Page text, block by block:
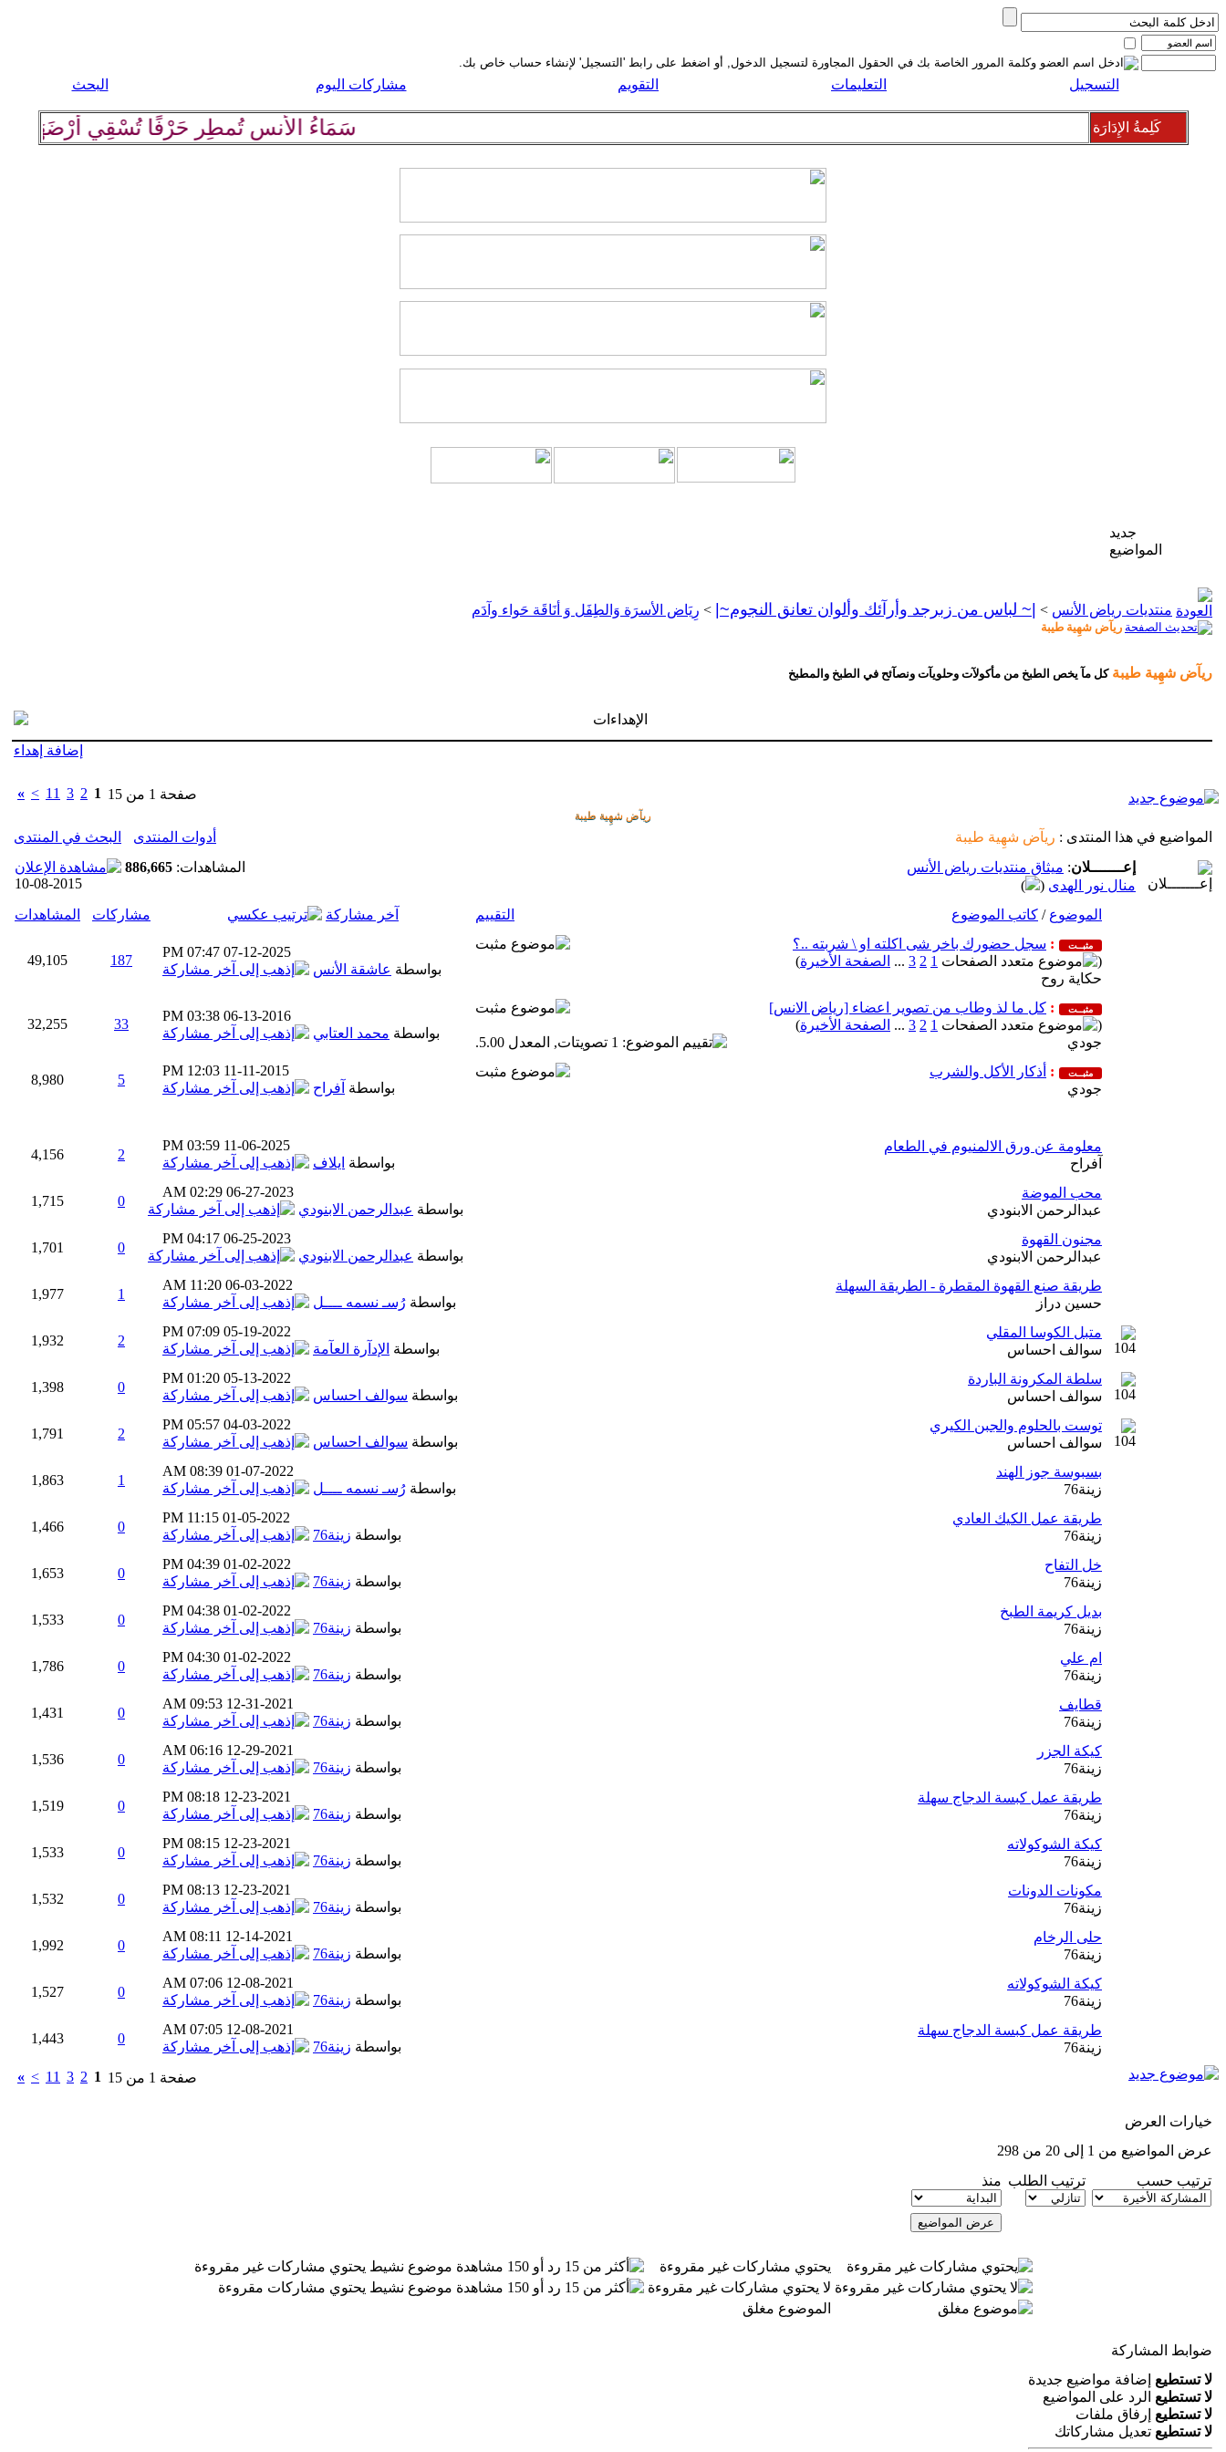
التسجيل التعليمات التقويم مشاركات اليوم البحث
سَمَاءُ الأُنسِ تُمطِر حَرْفًا تُسْقِي أرْضَهَا كلِمة كَلِمةُ الإِدَارَة
جديد
المواضيع
منتديات رياض الأنس > |~ لباس من زبرجد وأرآئك وألوان تعانق النجوم~| > رِيَاض الأسرَة وَالطِفَل وَ أنَاقَة حَواء وآدَم
ريآض شهِية طيبة
ريآض شهِية طيبة كل مآ يخص الطبخ من مأكولآت وحلويآت ونصآئح في الطبخ والمطبخ
الإهداءات
إضافة إهداء
صفحة 1 من 15 1
2
3
11
>
»
ريآض شهِية طيبة
المواضيع في هذا المنتدى : ريآض شهِية طيبة أدوات المنتدى
البحث في المنتدى
المشاهدات: 886,665 إعـــــــلان: ميثاق منتديات رياض الأنس
10-08-2015
منال نور الهدى (
)
التقييم
الموضوع / كاتب الموضوع آخر مشاركة مشاركات المشاهدات
مثبــت : سجل حضورك باخر شى اكلته او \ شربته ..؟
(
1
2
3
... الصفحة الأخيرة)
حكاية روح
07-12-2025
07:47 PM
بواسطة عاشقة الأنس
187
49,105
مثبــت : كل ما لذ وطاب من تصوير اعضاء [رياض الانس]
(
1
2
3
... الصفحة الأخيرة)
جودي
06-13-2016
03:38 PM
بواسطة محمد العتابي
33
32,255
مثبــت : أذكار الأكل والشرب
جودي
11-11-2015
12:03 PM
بواسطة آفراح
5
8,980
معلومة عن ورق الالمنيوم في الطعام
آفراح
11-06-2025
03:59 PM
بواسطة ايلاف
2
4,156
محب الموضة
عبدالرحمن الابنودي
06-27-2023
02:29 AM
بواسطة عبدالرحمن الابنودي
0
1,715
مجنون القهوة
عبدالرحمن الابنودي
06-25-2023
04:17 PM
بواسطة عبدالرحمن الابنودي
0
1,701
طريقة صنع القهوة المقطرة - الطريقة السهلة
حسين دراز
06-03-2022
11:20 AM
بواسطة رُسـ نسمه ــــل
1
1,977
متبل الكوسا المقلي
سوالف احساس
05-19-2022
07:09 PM
بواسطة الإدآرة العآمة
2
1,932
سلطة المكرونة الباردة
سوالف احساس
05-13-2022
01:20 PM
بواسطة سوالف احساس
0
1,398
توست بالحلوم والجبن الكيري
سوالف احساس
04-03-2022
05:57 PM
بواسطة سوالف احساس
2
1,791
بسبوسة جوز الهند
زينة76
01-07-2022
08:39 AM
بواسطة رُسـ نسمه ــــل
1
1,863
طريقة عمل الكيك العادي
زينة76
01-05-2022
11:15 PM
بواسطة زينة76
0
1,466
خل التفاح
زينة76
01-02-2022
04:39 PM
بواسطة زينة76
0
1,653
بديل كريمة الطبخ
زينة76
01-02-2022
04:38 PM
بواسطة زينة76
0
1,533
ام علي
زينة76
01-02-2022
04:30 PM
بواسطة زينة76
0
1,786
قطايف
زينة76
12-31-2021
09:53 AM
بواسطة زينة76
0
1,431
كيكة الجزر
زينة76
12-29-2021
06:16 AM
بواسطة زينة76
0
1,536
طريقة عمل كبسة الدجاج سهلة
زينة76
12-23-2021
08:18 PM
بواسطة زينة76
0
1,519
كيكة الشوكولاته
زينة76
12-23-2021
08:15 PM
بواسطة زينة76
0
1,533
مكونات الدونات
زينة76
12-23-2021
08:13 PM
بواسطة زينة76
0
1,532
حلى الرخام
زينة76
12-14-2021
08:11 AM
بواسطة زينة76
0
1,992
كيكة الشوكولاته
زينة76
12-08-2021
07:06 AM
بواسطة زينة76
0
1,527
طريقة عمل كبسة الدجاج سهلة
زينة76
12-08-2021
07:05 AM
بواسطة زينة76
0
1,443
صفحة 1 من 15 1
2
3
11
>
»
خيارات العرض
عرض المواضيع من 1 إلى 20 من 298
ترتيب حسب
ترتيب الطلب منذ
يحتوي مشاركات غير مقروءة
موضوع نشيط يحتوي مشاركات غير مقروءة
لا يحتوي مشاركات غير مقروءة
موضوع نشيط يحتوي مشاركات مقروءة
الموضوع مغلق
ضوابط المشاركة
لا تستطيع إضافة مواضيع جديدة
لا تستطيع الرد على المواضيع
لا تستطيع إرفاق ملفات
لا تستطيع تعديل مشاركاتك